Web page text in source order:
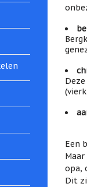
Een
opa,
Dit